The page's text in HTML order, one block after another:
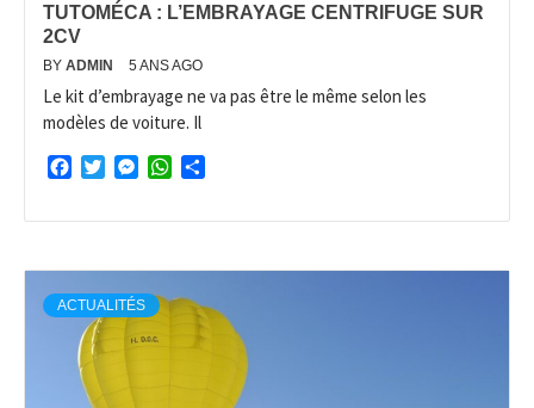
TUTOMÉCA : L’EMBRAYAGE CENTRIFUGE SUR
2CV
BY ADMIN 5 ANS AGO
Le kit d’embrayage ne va pas être le même selon les
modèles de voiture. Il
FacebookTwitterMessengerWhatsApp
ACTUALITÉS